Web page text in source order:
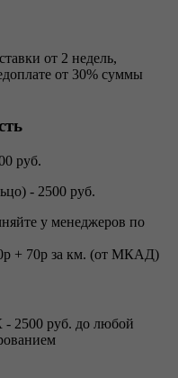
от 2 недель,
от 30% суммы
руб.
- 2500 руб.
у менеджеров по
+ 70р за км. (от МКАД)
- 2500 руб. до любой